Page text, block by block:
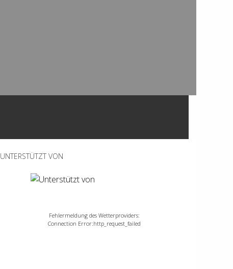
UNTERSTÜTZT VON
Fehlermeldung des Wetterproviders:
Connection Error:http_request_failed